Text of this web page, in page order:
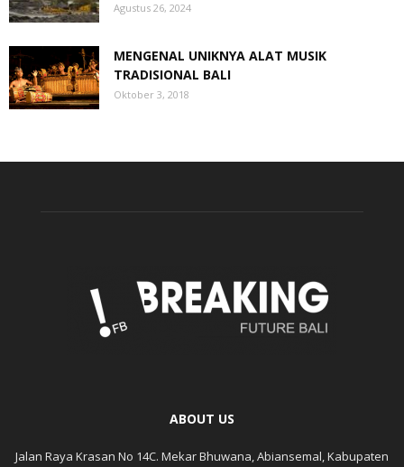
Agustus 26, 2024
MENGENAL UNIKNYA ALAT MUSIK
TRADISIONAL BALI
Oktober 3, 2018
ABOUT US
Jalan Raya Krasan No 14C. Mekar Bhuwana, Abiansemal, Kabupaten